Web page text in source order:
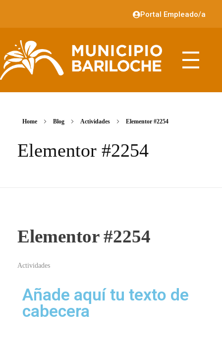
Portal Empleado/a
Home Blog Actividades Elementor #2254
Elementor #2254
Elementor #2254
Actividades
Añade aquí tu texto de
cabecera